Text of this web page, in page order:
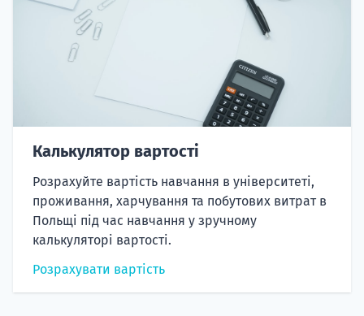
Калькулятор вартості
Розрахуйте вартість навчання в університеті,
проживання, харчування та побутових витрат в
Польщі під час навчання у зручному
калькуляторі вартості.
Розрахувати вартість